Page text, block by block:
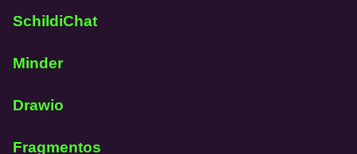
SchildiChat
Minder
Drawio
Fragmentos